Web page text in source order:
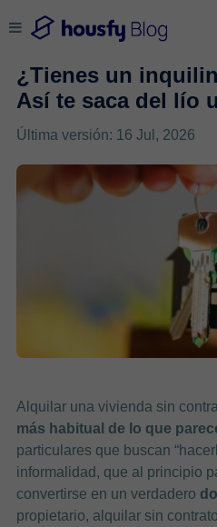
¿Tienes un
Así te saca del lío
Última versión: 16 Jul, 2026
Alquilar una vivienda sin
más habitual de lo que
particulares que buscan
informalidad, que al principio
convertirse en un verdadero
propietario, alquilar sin